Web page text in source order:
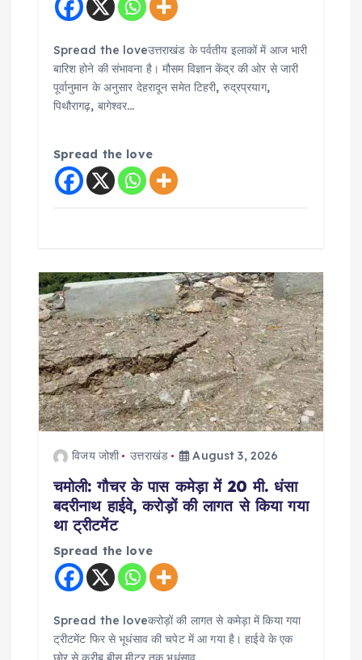
Spread the loveउत्तराखंड के पर्वतीय इलाकों में आज भारी
बारिश होने की संभावना है। मौसम विज्ञान केंद्र की ओर से जारी
पूर्वानुमान के अनुसार देहरादून समेत टिहरी, रुद्रप्रयाग,
पिथौरागढ़, बागेश्वर…
Spread the love
विजय जोशी उत्तराखंड August 3, 2026
चमोली: गौचर के पास कमेड़ा में 20 मी. धंसा
बदरीनाथ हाईवे, करोड़ों की लागत से किया गया
था ट्रीटमेंट
Spread the love
Spread the loveकरोड़ों की लागत से कमेड़ा में किया गया
ट्रीटमेंट फिर से भूधंसाव की चपेट में आ गया है। हाईवे के एक